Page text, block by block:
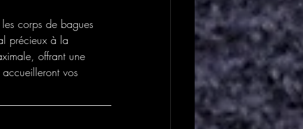
corps de bagues
précieux à la
offrant une
vos